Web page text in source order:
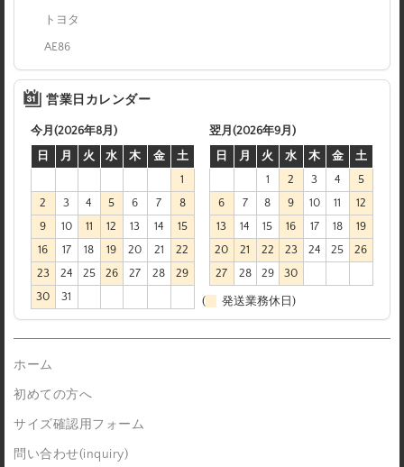
トヨタ
AE86
営業日カレンダー
今月(2026年8月)
日
月 火 水 木 金
土
1
2
3 4 5 6 7
8
9
10 11 12 13 14
15
16
17 18 19 20 21
22
23
24 25 26 27 28
29
30
31
翌月(2026年9月)
日
月 火 水 木 金
土
1
2 3 4
5
6
7 8 9 10 11
12
13
14 15 16 17 18
19
20
21 22 23 24 25
26
27
28 29 30
( 発送業務休日)
ホーム
初めての方へ
サイズ確認用フォーム
問い合わせ(inquiry)